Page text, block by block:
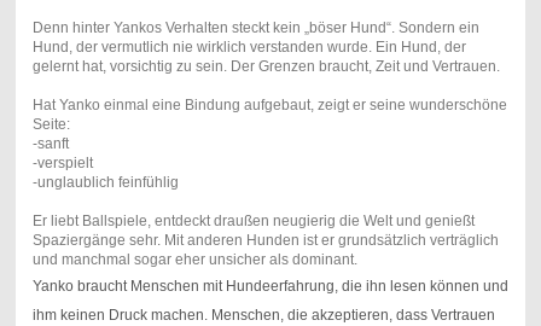
Denn hinter Yankos Verhalten steckt kein „böser Hund“. Sondern ein
Hund, der vermutlich nie wirklich verstanden wurde. Ein Hund, der
gelernt hat, vorsichtig zu sein. Der Grenzen braucht, Zeit und Vertrauen.
Hat Yanko einmal eine Bindung aufgebaut, zeigt er seine wunderschöne
Seite:
-sanft
-verspielt
-unglaublich feinfühlig
Er liebt Ballspiele, entdeckt draußen neugierig die Welt und genießt
Spaziergänge sehr. Mit anderen Hunden ist er grundsätzlich verträglich
und manchmal sogar eher unsicher als dominant.
Yanko braucht Menschen mit Hundeerfahrung, die ihn lesen können und
ihm keinen Druck machen. Menschen, die akzeptieren, dass Vertrauen